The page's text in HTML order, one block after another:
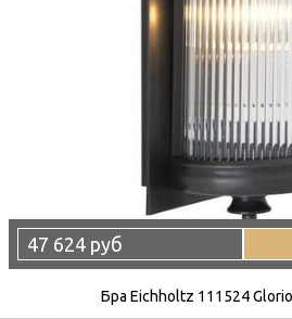
47 624 руб
Бра Eichholtz 111524